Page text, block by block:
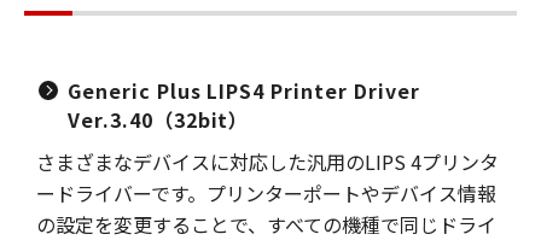
Generic Plus LIPS4 Printer Driver
Ver.3.40（32bit）
さまざまなデバイスに対応した汎用のLIPS 4プリンタ
ードライバーです。プリンターポートやデバイス情報
の設定を変更することで、すべての機種で同じドライ